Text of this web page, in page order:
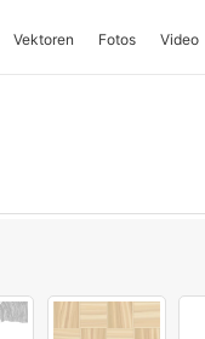
Vektoren Fotos Video